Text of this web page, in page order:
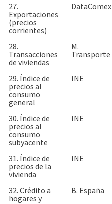
27.
Exportaciones
(precios
corrientes)
DataComex
28.
Transacciones
de viviendas
M.
Transporte
29. Índice de
precios al
consumo
general
INE
30. Índice de
precios al
consumo
subyacente
INE
31. Índice de
precios de la
vivienda
INE
32. Crédito a
hogares y
B. España